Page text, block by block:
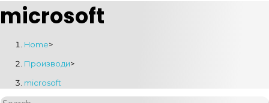
microsoft
Home>
Производи>
microsoft